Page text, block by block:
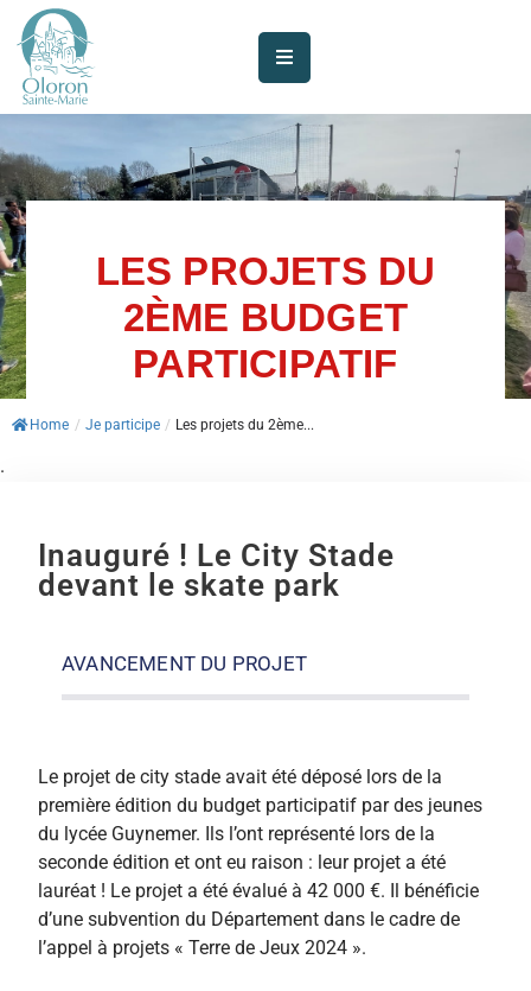
AUJOURD’HUI
OLORON
JE
SUIS
MES
SERVICES
VIE
MUNICIPALE
ACTUALITÉS
MES
FACTURES
LES PROJETS DU
2ÈME BUDGET
PARTICIPATIF
Home / Je participe / Les projets du 2ème...
.
Inauguré ! Le City Stade
devant le skate park
AVANCEMENT DU PROJET
Le projet de city stade avait été déposé lors de la
première édition du budget participatif par des jeunes
du lycée Guynemer. Ils l’ont représenté lors de la
seconde édition et ont eu raison : leur projet a été
lauréat ! Le projet a été évalué à 42 000 €. Il bénéficie
d’une subvention du Département dans le cadre de
l’appel à projets « Terre de Jeux 2024 ».